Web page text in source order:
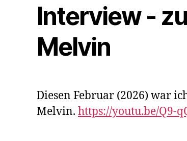
Interview -
Melvin
Diesen Februar (2026) war
Melvin. https://youtu.be/Q9-